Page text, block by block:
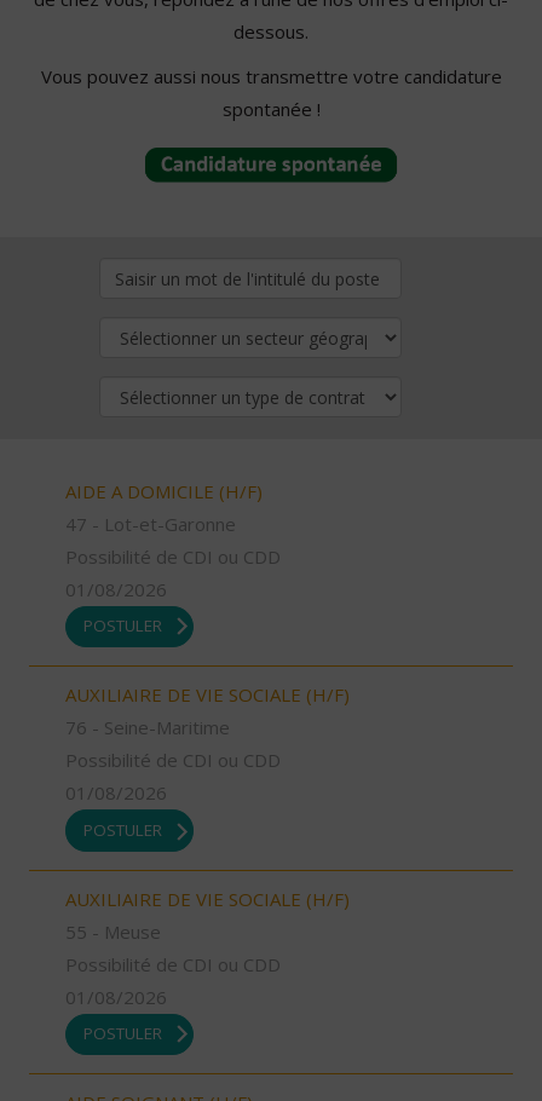
dessous.
Vous pouvez aussi nous transmettre votre candidature
spontanée !
AIDE A DOMICILE (H/F)
47 - Lot-et-Garonne
Possibilité de CDI ou CDD
01/08/2026
POSTULER
AUXILIAIRE DE VIE SOCIALE (H/F)
76 - Seine-Maritime
Possibilité de CDI ou CDD
01/08/2026
POSTULER
AUXILIAIRE DE VIE SOCIALE (H/F)
55 - Meuse
Possibilité de CDI ou CDD
01/08/2026
POSTULER